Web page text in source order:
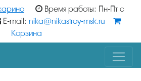
Время работы: Пн-Пт с
E-mail: nika@nikastroy-msk.ru
Корзина